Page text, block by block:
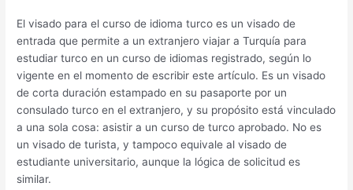
El visado para el curso de idioma turco es un visado de
entrada que permite a un extranjero viajar a Turquía para
estudiar turco en un curso de idiomas registrado, según lo
vigente en el momento de escribir este artículo. Es un visado
de corta duración estampado en su pasaporte por un
consulado turco en el extranjero, y su propósito está vinculado
a una sola cosa: asistir a un curso de turco aprobado. No es
un visado de turista, y tampoco equivale al visado de
estudiante universitario, aunque la lógica de solicitud es
similar.